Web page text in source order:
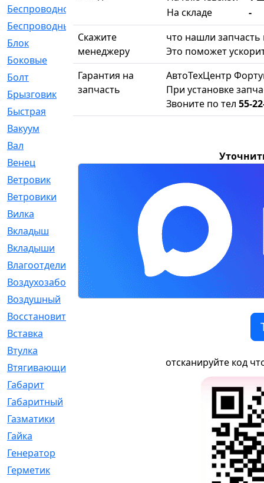
Беспроводное
Беспроводные
[1]
Блок
[81]
Боковые
[4]
Болт
[247]
Брызговик
[77]
Быстрая
Вакуум
Вал
Венец
[16]
Ветровик
Ветровики
Вилка
Вкладыш
Вкладыши
Влагоотделитель
Воздухозаборник
Воздушный
[1]
Восстановительный
Вставка
Втулка
Втягивающий
Габарит
Габаритный
Газматики
Гайка
Генератор
Герметик
На складе
-
Скажите
менеджеру
что нашли запчасть
Это поможет
Гарантия на
запчасть
АвтоТехЦентр
При установке
Звоните по тел 55-
отсканируйте код